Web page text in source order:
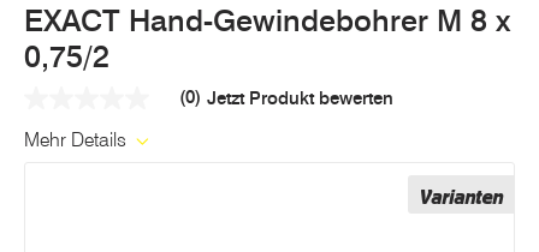
EXACT Hand-Gewindebohrer M 8 x
0,75/2
Link
(0) Jetzt Produkt bewerten
Mehr Details
Varianten